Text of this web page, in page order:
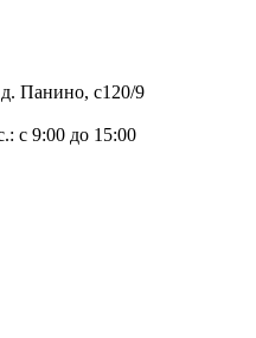
Панино, с120/9
с 9:00 до 15:00